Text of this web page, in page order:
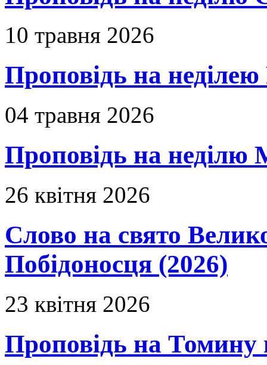
10 травня 2026
Проповідь на неділею
04 травня 2026
Проповідь на неділю
26 квітня 2026
Слово на свято
Побідоносця (2026)
23 квітня 2026
Проповідь на Томину